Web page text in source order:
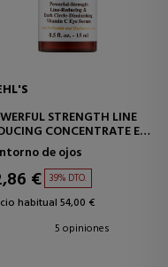
STRENGTH LINE
CONCENTRATE EYE
CONTORNO
de ojos
€ 39% DTO.
habitual 54,00 €
5 opiniones